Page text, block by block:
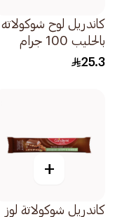
كاندريل لوح شوكولاته
بالحليب 100 جرام
25.3
+
كاندريل شوكولاتة لوز